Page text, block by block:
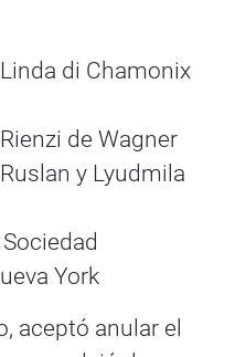
di Chamonix
de Wagner
y Lyudmila
York
aceptó anular el